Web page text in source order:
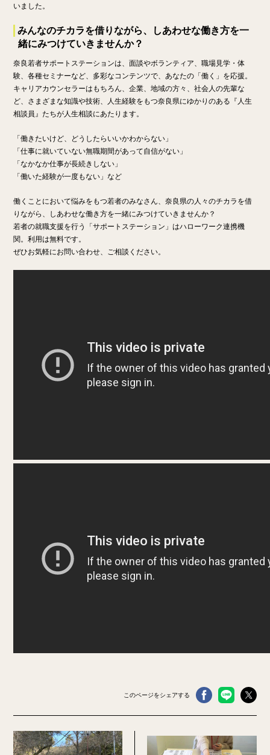
いました。
みんなのチカラを借りながら、しあわせな働き方を一
緒にみつけていきませんか？
奈良若者サポートステーションは、面談やボランティア、職場見学・体
験、各種セミナーなど、多彩なコンテンツで、あなたの「働く」を応援。
キャリアカウンセラーはもちろん、企業、地域の方々、社会人の先輩な
ど、さまざまな知識や技術、人生経験をもつ奈良県にゆかりのある『人生
相談員』たちが人生相談にあたります。
「働きたいけど、どうしたらいいかわからない」
「仕事に就いていない無職期間があって自信がない」
「なかなか仕事が長続きしない」
「働いた経験が一度もない」など
働くことにおいて悩みをもつ若者のみなさん、奈良県の人々のチカラを借
りながら、しあわせな働き方を一緒にみつけていきませんか？
若者の就職支援を行う「サポートステーション」はハローワーク連携機
関。利用は無料です。
ぜひお気軽にお問い合わせ、ご相談ください。
このページをシェアする